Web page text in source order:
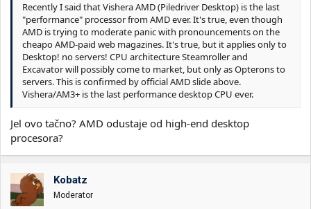
Recently I said that Vishera AMD (Piledriver Desktop) is the last
"performance" processor from AMD ever. It's true, even though
AMD is trying to moderate panic with pronouncements on the
cheapo AMD-paid web magazines. It's true, but it applies only to
Desktop! no servers! CPU architecture Steamroller and
Excavator will possibly come to market, but only as Opterons to
servers. This is confirmed by official AMD slide above.
Vishera/AM3+ is the last performance desktop CPU ever.
Jel ovo tačno? AMD odustaje od high-end desktop
procesora?
Kobatz
Moderator